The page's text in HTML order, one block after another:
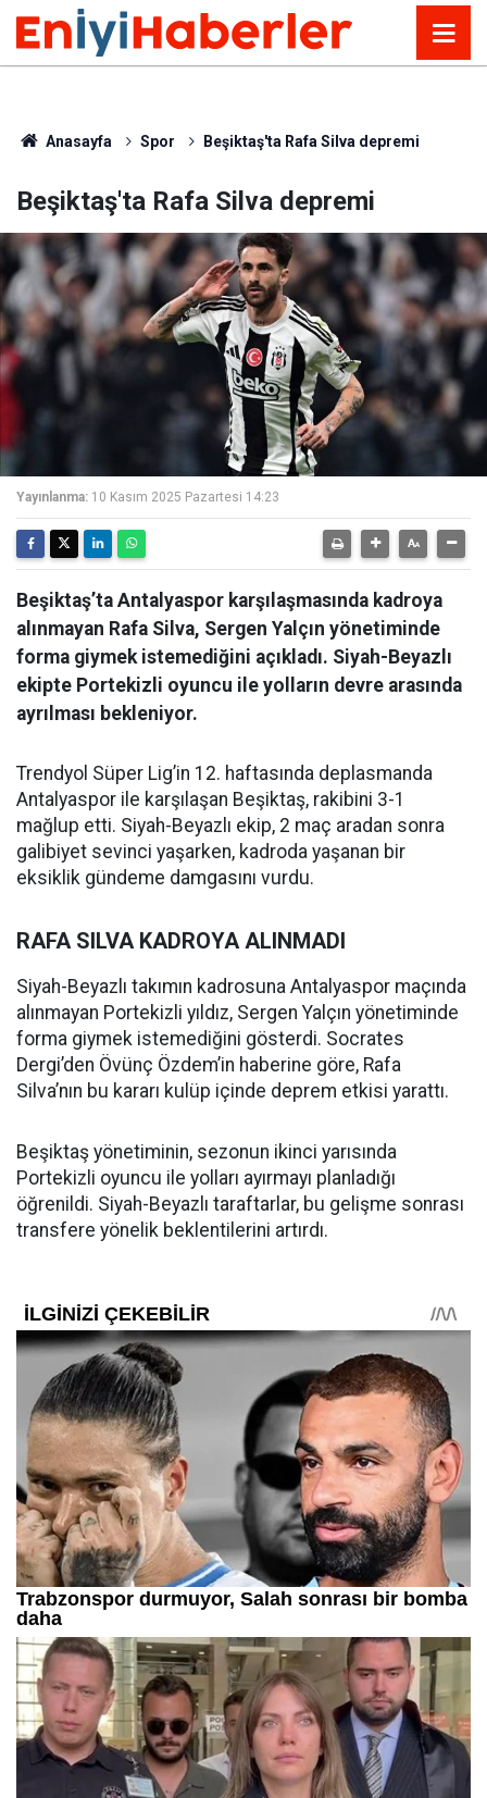
Anasayfa Spor Beşiktaş'ta Rafa Silva depremi
Beşiktaş'ta Rafa Silva depremi
Yayınlanma: 10 Kasım 2025 Pazartesi 14:23
Beşiktaş’ta Antalyaspor karşılaşmasında kadroya
alınmayan Rafa Silva, Sergen Yalçın yönetiminde
forma giymek istemediğini açıkladı. Siyah-Beyazlı
ekipte Portekizli oyuncu ile yolların devre arasında
ayrılması bekleniyor.
Trendyol Süper Lig’in 12. haftasında deplasmanda
Antalyaspor ile karşılaşan Beşiktaş, rakibini 3-1
mağlup etti. Siyah-Beyazlı ekip, 2 maç aradan sonra
galibiyet sevinci yaşarken, kadroda yaşanan bir
eksiklik gündeme damgasını vurdu.
RAFA SILVA KADROYA ALINMADI
Siyah-Beyazlı takımın kadrosuna Antalyaspor maçında
alınmayan Portekizli yıldız, Sergen Yalçın yönetiminde
forma giymek istemediğini gösterdi. Socrates
Dergi’den Övünç Özdem’in haberine göre, Rafa
Silva’nın bu kararı kulüp içinde deprem etkisi yarattı.
Beşiktaş yönetiminin, sezonun ikinci yarısında
Portekizli oyuncu ile yolları ayırmayı planladığı
öğrenildi. Siyah-Beyazlı taraftarlar, bu gelişme sonrası
transfere yönelik beklentilerini artırdı.